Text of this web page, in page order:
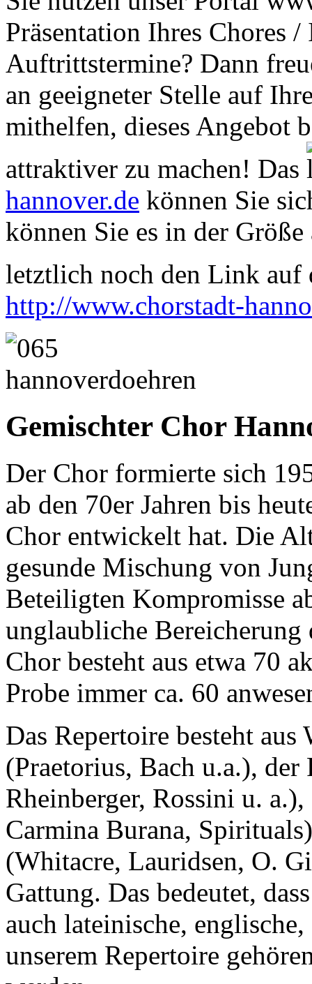
Präsentation Ihres Chores
Auftrittstermine? Dann
an geeigneter Stelle auf
mithelfen, dieses Angebot
attraktiver zu machen! Das
hannover.de können Sie
können Sie es in der
letztlich noch den Link auf
http://www.chorstadt-
Gemischter Chor
Der Chor formierte sich
ab den 70er Jahren bis
Chor entwickelt hat. Die
gesunde Mischung von
Beteiligten Kompromisse
unglaubliche Bereicherung
Chor besteht aus etwa 70
Probe immer ca. 60
Das Repertoire besteht aus
(Praetorius, Bach u.a.),
Rheinberger, Rossini u.
Carmina Burana,
(Whitacre, Lauridsen, O.
Gattung. Das bedeutet,
auch lateinische,
unserem Repertoire